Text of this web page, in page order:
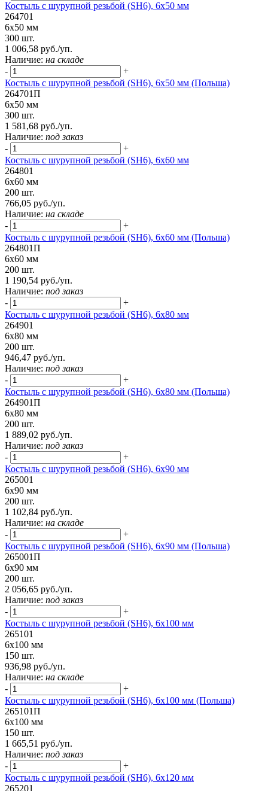
Костыль с шурупной резьбой (SH6), 6х50 мм
264701
6х50 мм
300 шт.
1 006,58 руб./уп.
Наличие: на складе
-
+
Костыль с шурупной резьбой (SH6), 6х50 мм (Польша)
264701П
6х50 мм
300 шт.
1 581,68 руб./уп.
Наличие: под заказ
-
+
Костыль с шурупной резьбой (SH6), 6х60 мм
264801
6х60 мм
200 шт.
766,05 руб./уп.
Наличие: на складе
-
+
Костыль с шурупной резьбой (SH6), 6х60 мм (Польша)
264801П
6х60 мм
200 шт.
1 190,54 руб./уп.
Наличие: под заказ
-
+
Костыль с шурупной резьбой (SH6), 6х80 мм
264901
6х80 мм
200 шт.
946,47 руб./уп.
Наличие: под заказ
-
+
Костыль с шурупной резьбой (SH6), 6х80 мм (Польша)
264901П
6х80 мм
200 шт.
1 889,02 руб./уп.
Наличие: под заказ
-
+
Костыль с шурупной резьбой (SH6), 6х90 мм
265001
6х90 мм
200 шт.
1 102,84 руб./уп.
Наличие: на складе
-
+
Костыль с шурупной резьбой (SH6), 6х90 мм (Польша)
265001П
6х90 мм
200 шт.
2 056,65 руб./уп.
Наличие: под заказ
-
+
Костыль с шурупной резьбой (SH6), 6х100 мм
265101
6х100 мм
150 шт.
936,98 руб./уп.
Наличие: на складе
-
+
Костыль с шурупной резьбой (SH6), 6х100 мм (Польша)
265101П
6х100 мм
150 шт.
1 665,51 руб./уп.
Наличие: под заказ
-
+
Костыль с шурупной резьбой (SH6), 6х120 мм
265201